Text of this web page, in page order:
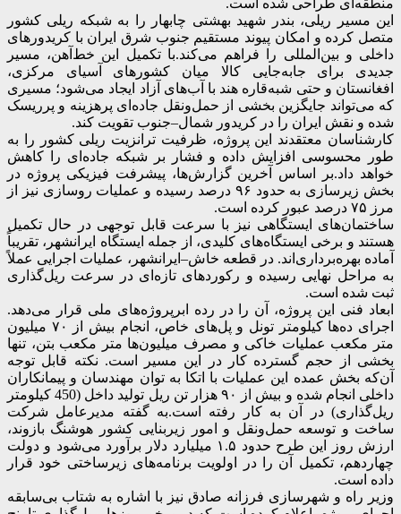
این مسیر ریلی، بندر شهید بهشتی چابهار را به شبکه ریلی کشور
متصل کرده و امکان پیوند مستقیم جنوب شرق ایران با کریدورهای
داخلی و بین‌المللی را فراهم می‌کند.با تکمیل این خط‌آهن، مسیر
جدیدی برای جابه‌جایی کالا میان کشورهای آسیای مرکزی،
افغانستان و حتی شبه‌قاره هند با آب‌های آزاد ایجاد می‌شود؛ مسیری
که می‌تواند جایگزین بخشی از حمل‌ونقل جاده‌ای پرهزینه و پرریسک
شده و نقش ایران را در کریدور شمال–جنوب تقویت کند.
کارشناسان معتقدند این پروژه، ظرفیت ترانزیت ریلی کشور را به‌
طور محسوسی افزایش داده و فشار بر شبکه جاده‌ای را کاهش
خواهد داد.بر اساس آخرین گزارش‌ها، پیشرفت فیزیکی پروژه در
بخش زیرسازی به حدود ۹۶ درصد رسیده و عملیات روسازی نیز از
مرز ۷۵ درصد عبور کرده است.
ساختمان‌های ایستگاهی نیز با سرعت قابل توجهی در حال تکمیل
هستند و برخی ایستگاه‌های کلیدی، از جمله ایستگاه ایرانشهر، تقریباً
آماده بهره‌برداری‌اند. در قطعه خاش–ایرانشهر، عملیات اجرایی عملاً
به مراحل نهایی رسیده و رکوردهای تازه‌ای در سرعت ریل‌گذاری
ثبت شده است.
ابعاد فنی این پروژه، آن را در رده ابرپروژه‌های ملی قرار می‌دهد.
اجرای ده‌ها کیلومتر تونل و پل‌های خاص، انجام بیش از ۷۰ میلیون
متر مکعب عملیات خاکی و مصرف میلیون‌ها متر مکعب بتن، تنها
بخشی از حجم گسترده کار در این مسیر است. نکته قابل توجه
آن‌که بخش عمده این عملیات با اتکا به توان مهندسان و پیمانکاران
داخلی انجام شده و بیش از ۹۰ هزار تن ریل تولید داخل (450 کیلومتر
ریل‌گذاری) در آن به کار رفته است.به گفته مدیرعامل شرکت
ساخت و توسعه حمل‌ونقل و امور زیربنایی کشور هوشنگ بازوند،
ارزش روز این طرح حدود ۱.۵ میلیارد دلار برآورد می‌شود و دولت
چهاردهم، تکمیل آن را در اولویت برنامه‌های زیرساختی خود قرار
داده است.
وزیر راه و شهرسازی فرزانه صادق نیز با اشاره به شتاب بی‌سابقه